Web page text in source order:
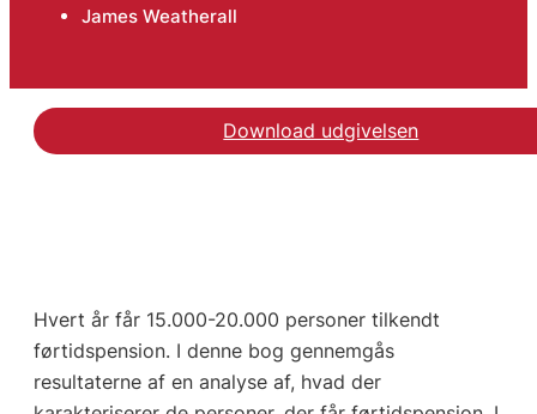
James Weatherall
Download udgivelsen
Hvert år får 15.000-20.000 personer tilkendt
førtidspension. I denne bog gennemgås
resultaterne af en analyse af, hvad der